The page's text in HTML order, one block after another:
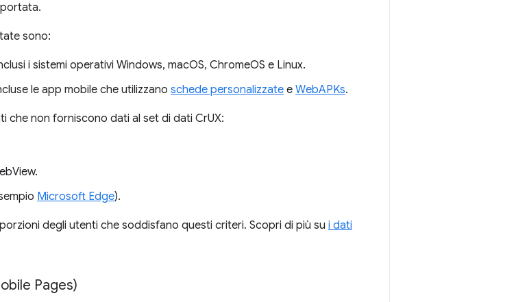
sono:
i sistemi operativi Windows, macOS, ChromeOS e Linux.
le app mobile che utilizzano schede personalizzate e WebAPKs.
che non forniscono dati al set di dati CrUX:
Microsoft Edge).
degli utenti che soddisfano questi criteri. Scopri di più su i dati
Pages)